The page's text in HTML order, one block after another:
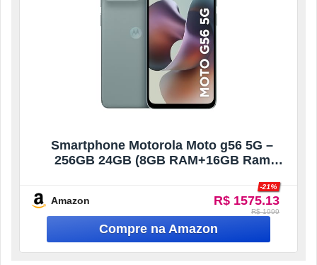
Smartphone Motorola Moto g56 5G –
256GB 24GB (8GB RAM+16GB Ram
Ultrarresistencia militar IP68 + IP69 –
Amazon R$ 1575.13
-21%
R$ 1999